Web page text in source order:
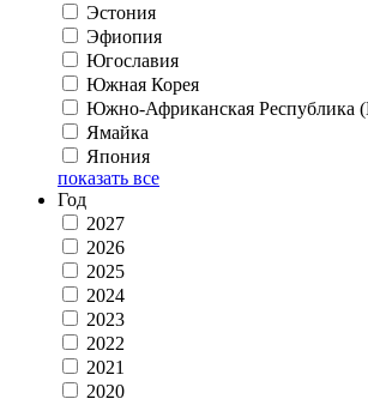
Эстония
Эфиопия
Югославия
Южная Корея
Южно-Африканская
Ямайка
Япония
показать все
Год
2027
2026
2025
2024
2023
2022
2021
2020